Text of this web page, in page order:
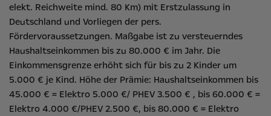
elekt. Reichweite mind. 80 Km) mit Erstzulassung in
Deutschland und Vorliegen der pers.
Fördervoraussetzungen. Maßgabe ist zu versteuerndes
Haushaltseinkommen bis zu 80.000 € im Jahr. Die
Einkommensgrenze erhöht sich für bis zu 2 Kinder um
5.000 € je Kind. Höhe der Prämie: Haushaltseinkommen bis
45.000 € = Elektro 5.000 €/ PHEV 3.500 € , bis 60.000 € =
Elektro 4.000 €/PHEV 2.500 €, bis 80.000 € = Elektro